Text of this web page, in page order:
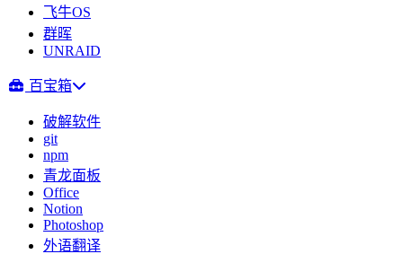
飞牛OS
群晖
UNRAID
百宝箱
破解软件
git
npm
青龙面板
Office
Notion
Photoshop
外语翻译